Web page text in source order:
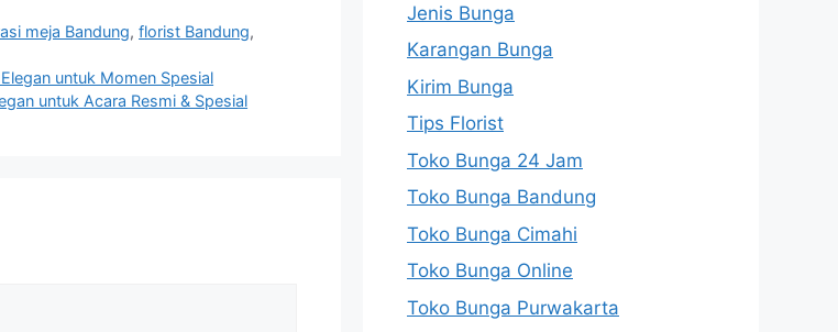
meja Bandung,florist Bandung,
untuk Momen Spesial
untuk Acara Resmi & Spesial
Jenis Bunga
Karangan Bunga
Kirim Bunga
Tips Florist
Toko Bunga 24 Jam
Toko Bunga Bandung
Toko Bunga Cimahi
Toko Bunga Online
Toko Bunga Purwakarta